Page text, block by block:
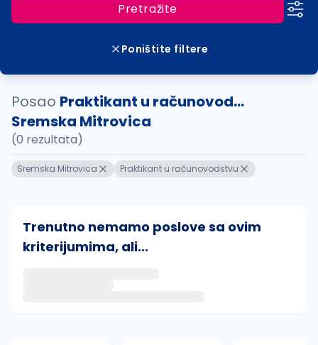
Pretražite
Poništite filtere
Posao Praktikant u računovod...
Sremska Mitrovica
(0 rezultata)
Sremska Mitrovica Praktikant u računovodstvu
Trenutno nemamo poslove sa ovim
kriterijumima, ali...